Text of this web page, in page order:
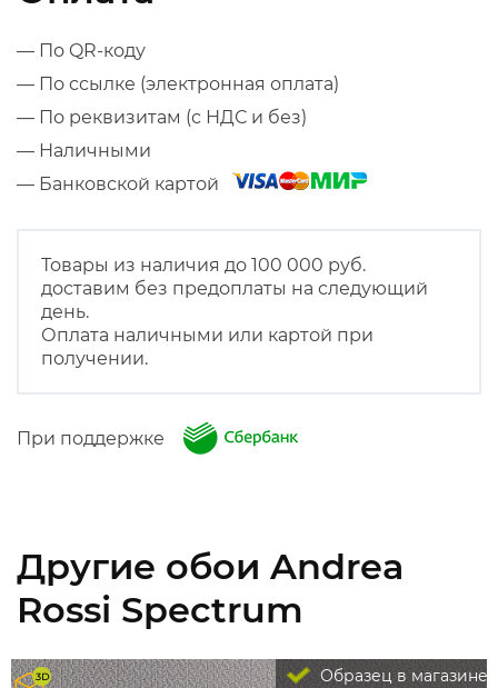
— По QR-коду
— По ссылке (электронная оплата)
— По реквизитам (с НДС и без)
— Наличными
— Банковской картой
Товары из наличия до 100 000 руб.
доставим без предоплаты на следующий
день.
Оплата наличными или картой при
получении.
При поддержке
Другие обои Andrea
Rossi Spectrum
Образец в магазине